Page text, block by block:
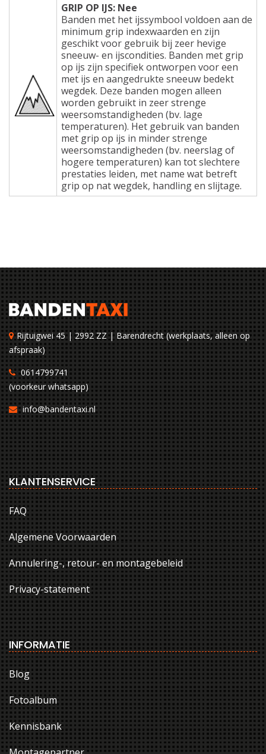
GRIP OP IJS: Nee
Banden met het ijssymbool voldoen aan de
minimum grip indexwaarden en zijn
geschikt voor gebruik bij zeer hevige
sneeuw- en ijscondities. Banden met grip
op ijs zijn specifiek ontworpen voor een
met ijs en aangedrukte sneeuw bedekt
wegdek. Deze banden mogen alleen
worden gebruikt in zeer strenge
weersomstandigheden (bv. lage
temperaturen). Het gebruik van banden
met grip op ijs in minder strenge
weersomstandigheden (bv. neerslag of
hogere temperaturen) kan tot slechtere
prestaties leiden, met name wat betreft
grip op nat wegdek, handling en slijtage.
Rijtuigwei 45 | 2992 ZZ | Barendrecht (werkplaats, alleen op
afspraak)
0614799741
(voorkeur whatsapp)
info@bandentaxi.nl
KLANTENSERVICE
FAQ
Algemene Voorwaarden
Annulering-, retour- en montagebeleid
Privacy-statement
INFORMATIE
Blog
Fotoalbum
Kennisbank